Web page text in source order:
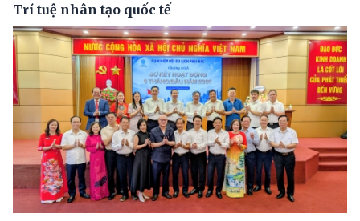
Trí tuệ nhân tạo quốc tế